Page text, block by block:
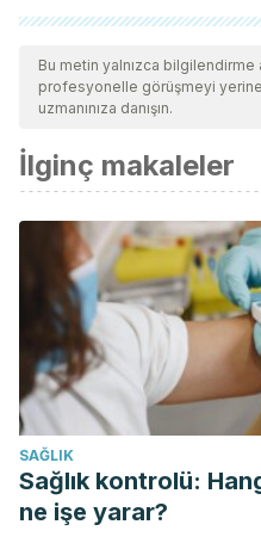
Tüm alıntı yapılan kaynaklar,
güncelliklerini ve
tarafından derinlemesine
kabul edildi.
Padmanabhan, J. L., &
Schizophrenia. In
Edition
.https://doi.org/
9.00094-X
¿Qué es la ansiedad y
Ansiedad.
https://
recursos/preguntas-mas-
y-por-que-se-produce/
Young, A. S., & Fristad, M.
Encyclopedia of Mental
Bu metin yalnızca bilgilendirme
profesyonelle görüşmeyi
uzmanınıza danışın.
İlginç makaleler
SAĞLIK
Sağlık kontrolü:
ne işe yarar?